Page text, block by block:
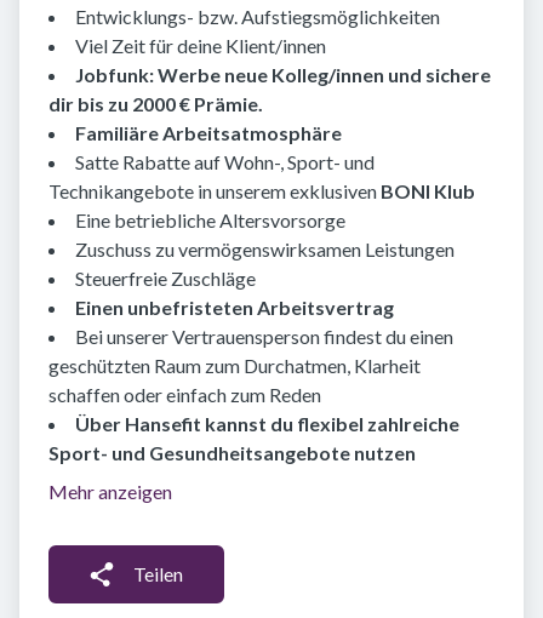
Entwicklungs- bzw. Aufstiegsmöglichkeiten
Viel Zeit für deine Klient/innen
Jobfunk: Werbe neue Kolleg/innen und sichere
dir bis zu 2000 € Prämie.
Familiäre Arbeitsatmosphäre
Satte Rabatte auf Wohn-, Sport- und
Technikangebote in unserem exklusiven BONI Klub
Eine betriebliche Altersvorsorge
Zuschuss zu vermögenswirksamen Leistungen
Steuerfreie Zuschläge
Einen unbefristeten Arbeitsvertrag
Bei unserer Vertrauensperson findest du einen
geschützten Raum zum Durchatmen, Klarheit
schaffen oder einfach zum Reden
Über Hansefit kannst du flexibel zahlreiche
Sport- und Gesundheitsangebote nutzen
Mehr anzeigen
Teilen